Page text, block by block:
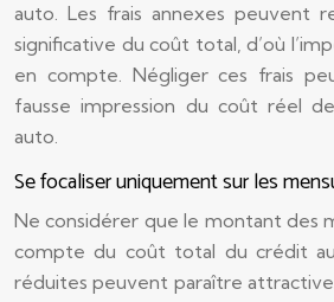
auto. Les frais annexes peuvent
significative du coût total, d’où
en compte. Négliger ces frais
fausse impression du coût réel
auto.
Se focaliser uniquement sur les
Ne considérer que le montant des
compte du coût total du crédit
réduites peuvent paraître